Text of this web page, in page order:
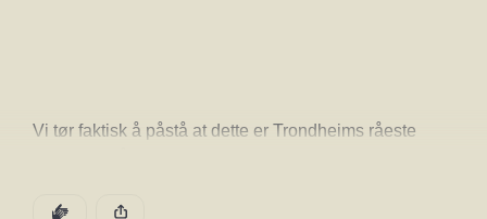
Vi tør faktisk å påstå at dette er Trondheims råeste